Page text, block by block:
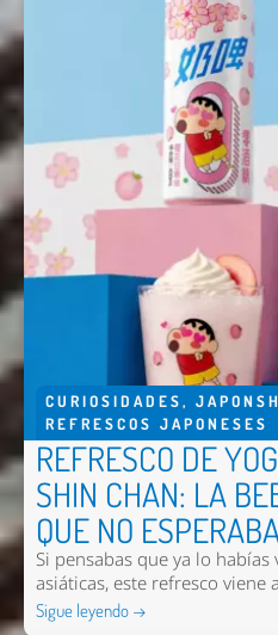
CURIOSIDADES,
REFRESCOS JAPONESES
REFRESCO DE
SHIN CHAN: LA
QUE NO
Si pensabas que ya lo
asiáticas, este refresco viene
Sigue leyendo →